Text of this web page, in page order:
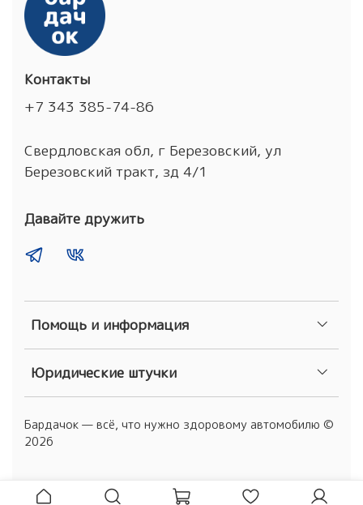
Помощь и информация
Юридические штучки
Контакты
+7 343 385-74-86
Свердловская обл, г Березовский, ул
Березовский тракт, зд 4/1
Давайте дружить
Бардачок — всё, что нужно здоровому автомобилю ©
2026